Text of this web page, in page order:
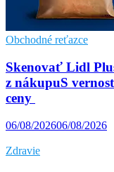
Obchodné reťazce
Skenovať Lidl
z nákupuS
ceny
06/08/202606/08/2026
Zdravie